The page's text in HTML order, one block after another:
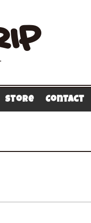
Store Contact